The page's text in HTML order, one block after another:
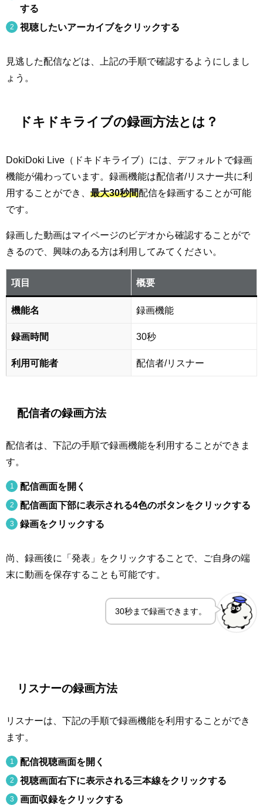
する
視聴したいアーカイブをクリックする
見逃した配信などは、上記の手順で確認するようにしまし
ょう。
ドキドキライブの録画方法とは？
DokiDoki Live（ドキドキライブ）には、デフォルトで録画
機能が備わっています。録画機能は配信者/リスナー共に利
用することができ、 最大30秒間配信を録画することが可能
です。
録画した動画はマイページのビデオから確認することがで
きるので、興味のある方は利用してみてください。
項目 概要
機能名 録画機能
録画時間 30秒
利用可能者 配信者/リスナー
配信者の録画方法
配信者は、下記の手順で録画機能を利用することができま
す。
配信画面を開く
配信画面下部に表示される4色のボタンをクリックする
録画をクリックする
尚、録画後に「発表」をクリックすることで、ご自身の端
末に動画を保存することも可能です。
30秒まで録画できます。
リスナーの録画方法
リスナーは、下記の手順で録画機能を利用することができ
ます。
配信視聴画面を開く
視聴画面右下に表示される三本線をクリックする
画面収録をクリックする